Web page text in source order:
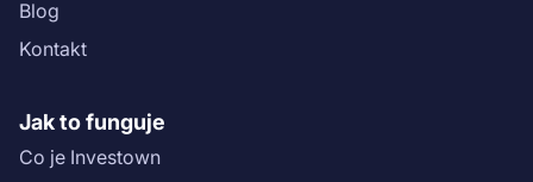
Blog
Kontakt
Jak to funguje
Co je Investown